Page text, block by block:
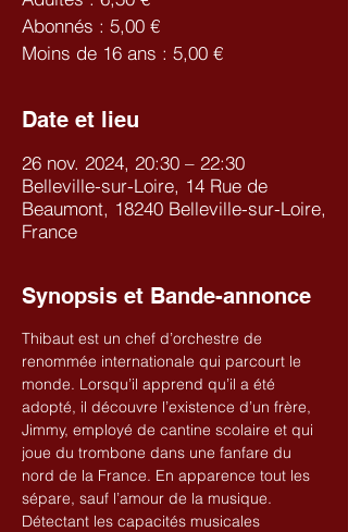
Abonnés : 5,00 €
Moins de 16 ans : 5,00 €
Date et lieu
26 nov. 2024, 20:30 – 22:30
Belleville-sur-Loire, 14 Rue de
Beaumont, 18240 Belleville-sur-Loire,
France
Synopsis et Bande-annonce
Thibaut est un chef d’orchestre de
renommée internationale qui parcourt le
monde. Lorsqu’il apprend qu’il a été
adopté, il découvre l’existence d’un frère,
Jimmy, employé de cantine scolaire et qui
joue du trombone dans une fanfare du
nord de la France. En apparence tout les
sépare, sauf l’amour de la musique.
Détectant les capacités musicales